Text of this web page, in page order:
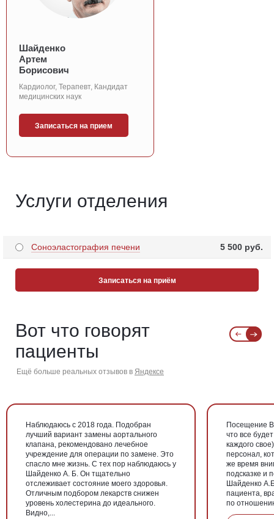
Шайденко
Артем
Борисович
Кардиолог, Терапевт, Кандидат
медицинских наук
Записаться на прием
Услуги отделения
Соноэластография печени 5 500 pуб.
Записаться на приём
Вот что говорят
пациенты
Ещё больше реальных отзывов в Яндексе
Наблюдаюсь с 2018 года. Подобран
лучший вариант замены аортального
клапана, рекомендовано лечебное
учреждение для операции по замене. Это
спасло мне жизнь. С тех пор наблюдаюсь у
Шайденко А. Б. Он тщательно
отслеживает состояние моего здоровья.
Отличным подбором лекарств снижен
уровень холестерина до идеального.
Видно,...
Посещение
что все
каждого
персонал,
же время
подсказке и
Шайденко
пациента,
по